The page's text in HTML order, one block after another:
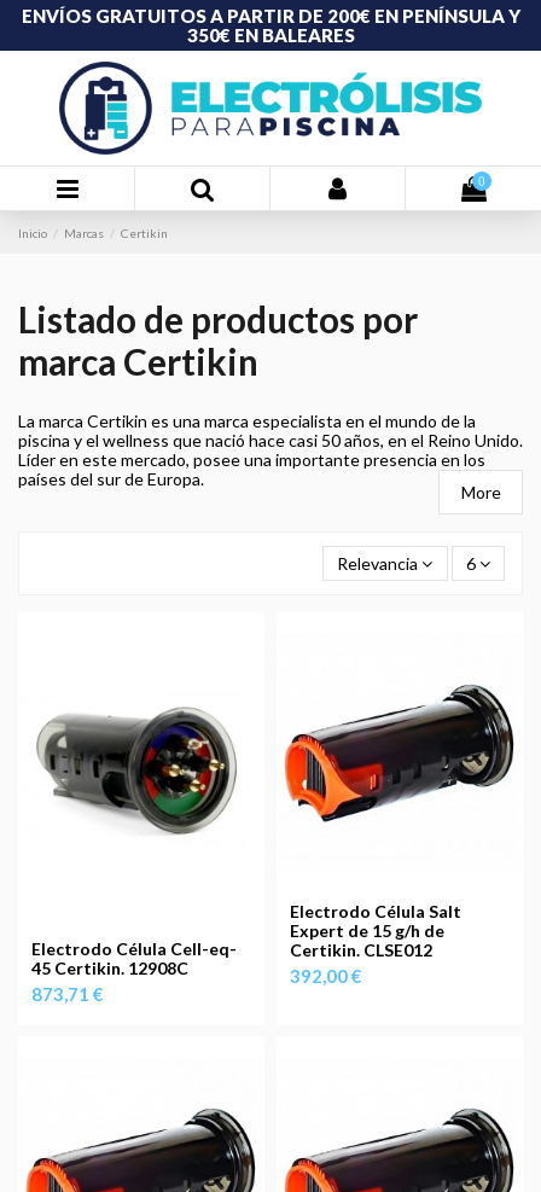
ENVÍOS GRATUITOS A PARTIR DE 200€ EN PENÍNSULA Y
350€ EN BALEARES
0
Inicio Marcas Certikin
Listado de productos por
marca Certikin
La marca Certikin es una marca especialista en el mundo de la
piscina y el wellness que nació hace casi 50 años, en el Reino Unido.
Líder en este mercado, posee una importante presencia en los
países del sur de Europa.
More
Relevancia 6
Electrodo Célula Cell-eq-
45 Certikin. 12908C
873,71 €
Electrodo Célula Salt
Expert de 15 g/h de
Certikin. CLSE012
392,00 €